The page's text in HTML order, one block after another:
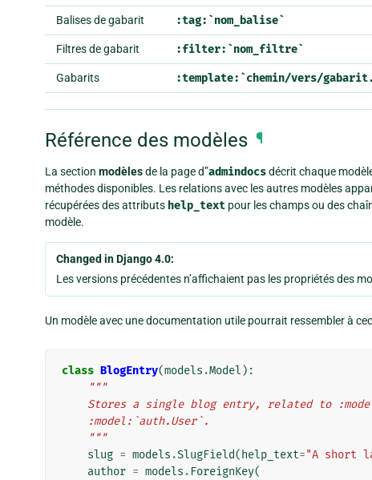
Balises de gabarit :tag:`nom_balise`
Filtres de gabarit :filter:`nom_filtre`
Gabarits :template:`chemin/vers/
Référence des modèles ¶
La section modèlesde la page d”admindocsdécrit chaque
méthodes disponibles. Les relations avec les autres modèles
récupérées des attributs help_text pour les champs ou des
modèle.
Changed in Django 4.0:
Les versions précédentes n’affichaient pas les propriétés des
Un modèle avec une documentation utile pourrait ressembler à
class BlogEntry(models .Model ):
"""
Stores a single blog entry, related to
    :model:`auth.User`.
    """
slug = models .SlugField( help_text="A short
author = models . ForeignKey(